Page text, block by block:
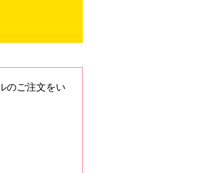
のご注文をい